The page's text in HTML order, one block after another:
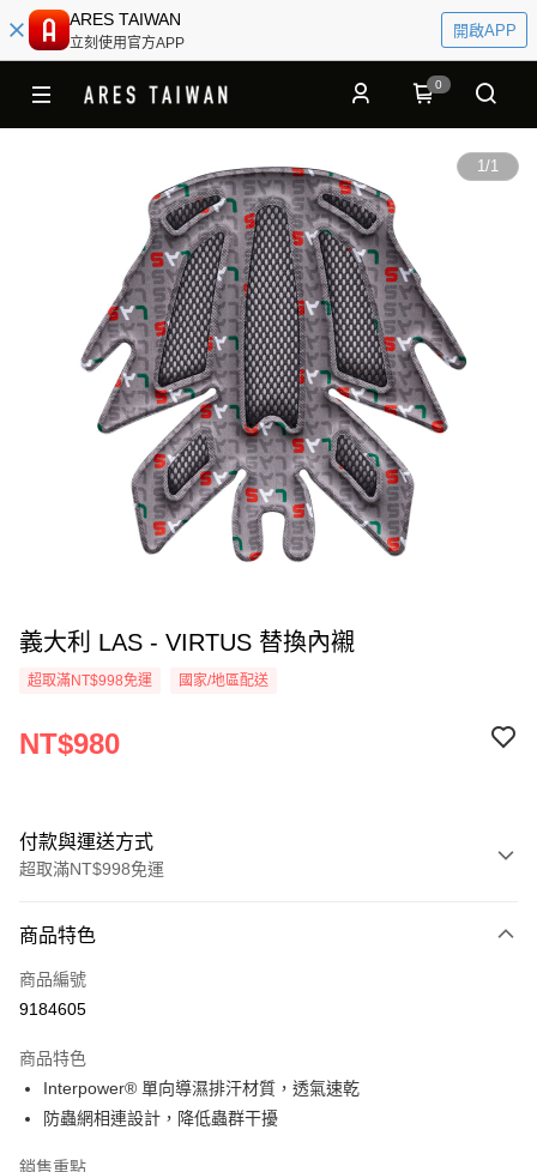
ARES TAIWAN
立刻使用官方APP
開啟APP
0
1/1
義大利 LAS - VIRTUS 替換內襯
超取滿NT$998免運 國家/地區配送
NT$980
付款與運送方式
超取滿NT$998免運
信用卡一次付款
超商取貨付款
Apple Pay
街口支付
商品特色
商品編號
9184605
商品特色
Interpower® 單向導濕排汗材質，透氣速乾
防蟲網相連設計，降低蟲群干擾
銷售重點